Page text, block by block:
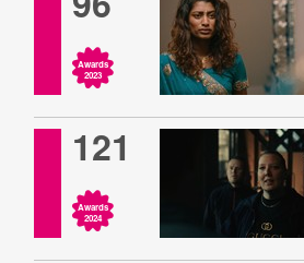
Awards
2023
121
Awards
2024